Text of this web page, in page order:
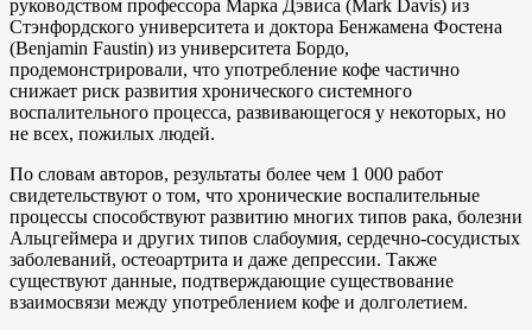
руководством профессора Марка Дэвиса (Mark Davis) из
Стэнфордского университета и доктора Бенжамена Фостена
(Benjamin Faustin) из университета Бордо,
продемонстрировали, что употребление кофе частично
снижает риск развития хронического системного
воспалительного процесса, развивающегося у некоторых, но
не всех, пожилых людей.
По словам авторов, результаты более чем 1 000 работ
свидетельствуют о том, что хронические воспалительные
процессы способствуют развитию многих типов рака, болезни
Альцгеймера и других типов слабоумия, сердечно-сосудистых
заболеваний, остеоартрита и даже депрессии. Также
существуют данные, подтверждающие существование
взаимосвязи между употреблением кофе и долголетием.